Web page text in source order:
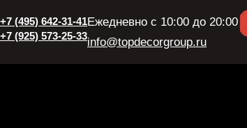
+7 (495) 642-31-41
+7 (925) 573-25-33
Ежедневно с 10:00 до 20:00
info@topdecorgroup.ru